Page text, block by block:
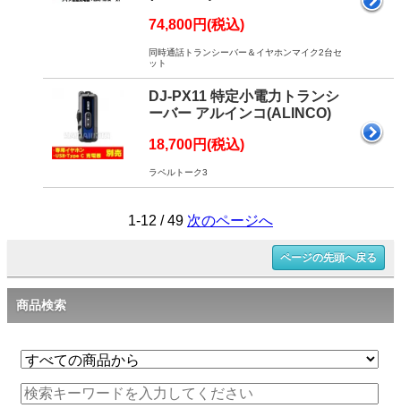
74,800円(税込)
同時通話トランシーバー＆イヤホンマイク2台セ
ット
DJ-PX11 特定小電力トランシ
ーバー アルインコ(ALINCO)
18,700円(税込)
ラペルトーク3
1-12 / 49 次のページへ
ページの先頭へ戻る
商品検索